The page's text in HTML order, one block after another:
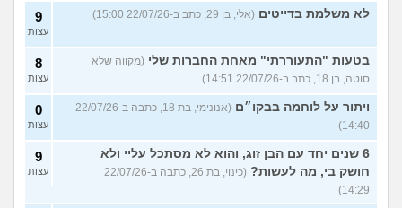
לא משלמת בדייטים (אלי, בן 29, כתב ב-22/07/26 15:00) 9
עצות
בטעות "התעוררתי" מאחת החברות שלי (מקווה שלא
סוטה, בן 18, כתב ב-22/07/26 14:51)
8
עצות
ויתור על לוחמה בבקו״ם
(אנונימי, בת 18, כתבה ב-22/07/26
14:40)
0
עצות
6 שנים יחד עם הבן זוג, והוא לא מסתכל עליי ולא
חושק בי, מה לעשות?
(כינוי, בת 26, כתבה ב-22/07/26
14:29)
9
עצות